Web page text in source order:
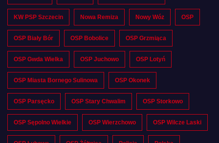
KW PSP Szczecin Nowa Remiza Nowy Wóz OSP
OSP Biały Bór OSP Bobolice OSP Grzmiąca
OSP Gwda Wielka OSP Juchowo OSP Lotyń
OSP Miasta Bornego Sulinowa OSP Okonek
OSP Parsęcko OSP Stary Chwalim OSP Storkowo
OSP Sępolno Wielkie OSP Wierzchowo OSP Wilcze Laski